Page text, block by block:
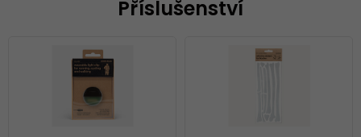
Příslušenství